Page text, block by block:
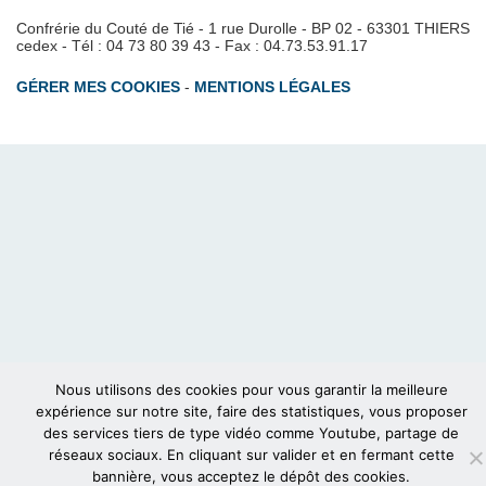
Confrérie du Couté de Tié - 1 rue Durolle - BP 02 - 63301 THIERS
cedex - Tél : 04 73 80 39 43 - Fax : 04.73.53.91.17
GÉRER MES COOKIES - MENTIONS LÉGALES
Nous utilisons des cookies pour vous garantir la meilleure
expérience sur notre site, faire des statistiques, vous proposer
des services tiers de type vidéo comme Youtube, partage de
réseaux sociaux. En cliquant sur valider et en fermant cette
bannière, vous acceptez le dépôt des cookies.